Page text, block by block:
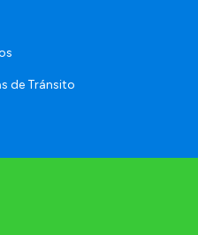
de Tránsito